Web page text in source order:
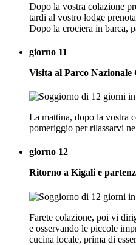
Dopo la vostra colazione
tardi al vostro lodge
Dopo la crociera in barca,
giorno 11
Visita al Parco Nazionale
La mattina, dopo la vostra
pomeriggio per rilassarvi
giorno 12
Ritorno a Kigali e
Farete colazione, poi vi
e osservando le piccole
cucina locale, prima di